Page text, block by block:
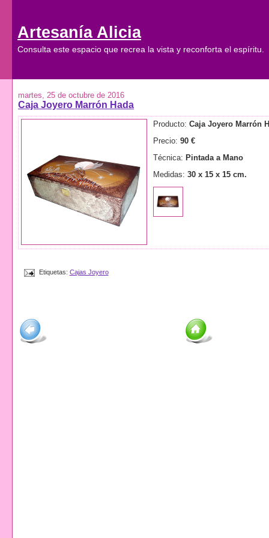
Artesanía Alicia
Consulta este espacio que recrea la vista y reconforta el espíritu.
martes, 25 de octubre de 2016
Caja Joyero Marrón Hada
Producto: Caja Joyero Marrón
Precio: 90 €
Técnica: Pintada a Mano
Medidas: 30 x 15 x 15 cm.
Etiquetas: Cajas Joyero